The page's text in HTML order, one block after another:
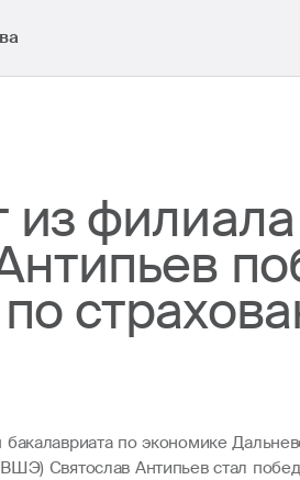
из
по экономике
Святослав Антипьев стал